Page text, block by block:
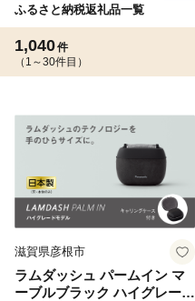
ふるさと納税返礼品一覧
1,040件
（1～30件目）
滋賀県彦根市
ラムダッシュ パームイン マ
ーブルブラック ハイグレード